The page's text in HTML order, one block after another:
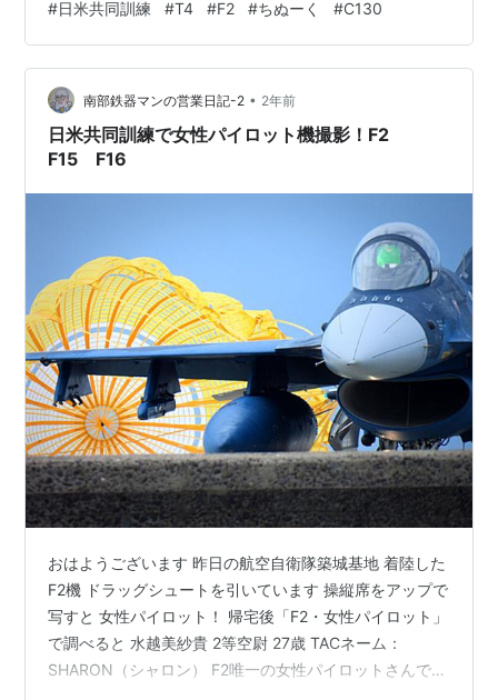
れるう～！ 捻って・・ 4番機もミサイル搭載 漁港ポイン
トへ移動 T4が帰投 米軍のC130が着陸コースへ 着陸・・
目の前の港では コサギが着陸・・ CH47Jが訓練・・ 何
度も着陸訓練 着陸したC130が離陸の為現れました。 ブ
イ～ンと大きなエンジン音 プロペ…
#日米共同訓練 #T4 #F2 #ちぬーく #C130
南部鉄器マンの営業日記-2 • 2年前
日米共同訓練で女性パイロット機撮影！F2
F15 F16
おはようございます 昨日の航空自衛隊築城基地 着陸した
F2機 ドラッグシュートを引いています 操縦席をアップで
写すと 女性パイロット！ 帰宅後「F2・女性パイロット」
で調べると 水越美紗貴 2等空尉 27歳 TACネーム：
SHARON（シャロン） F2唯一の女性パイロットさんでし